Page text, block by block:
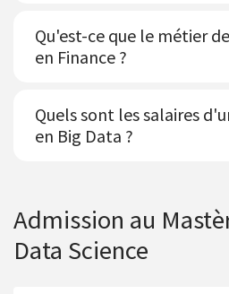
Qu'est-ce que le métier
en Finance ?
Quels sont les salaires
en Big Data ?
Admission au
Data Science